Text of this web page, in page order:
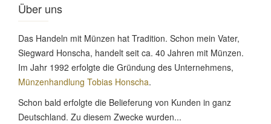
Über uns
Das Handeln mit Münzen hat Tradition. Schon mein Vater,
Siegward Honscha, handelt seit ca. 40 Jahren mit Münzen.
Im Jahr 1992 erfolgte die Gründung des Unternehmens,
Münzenhandlung Tobias Honscha.
Schon bald erfolgte die Belieferung von Kunden in ganz
Deutschland. Zu diesem Zwecke wurden...